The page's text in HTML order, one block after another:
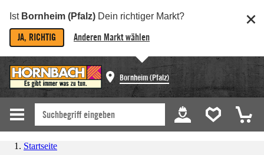
Ist Bornheim (Pfalz) Dein richtiger Markt?
JA, RICHTIG Anderen Markt wählen
Bornheim (Pfalz)
Startseite